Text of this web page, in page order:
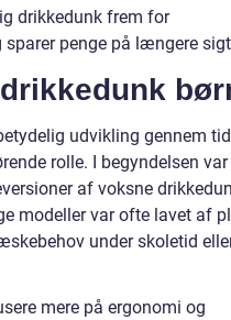
drikkedunk frem for
sparer penge på længere
udvikling gennem
rolle. I begyndelsen var
af voksne
modeller var ofte lavet af
under skoletid
mere på ergonomi og